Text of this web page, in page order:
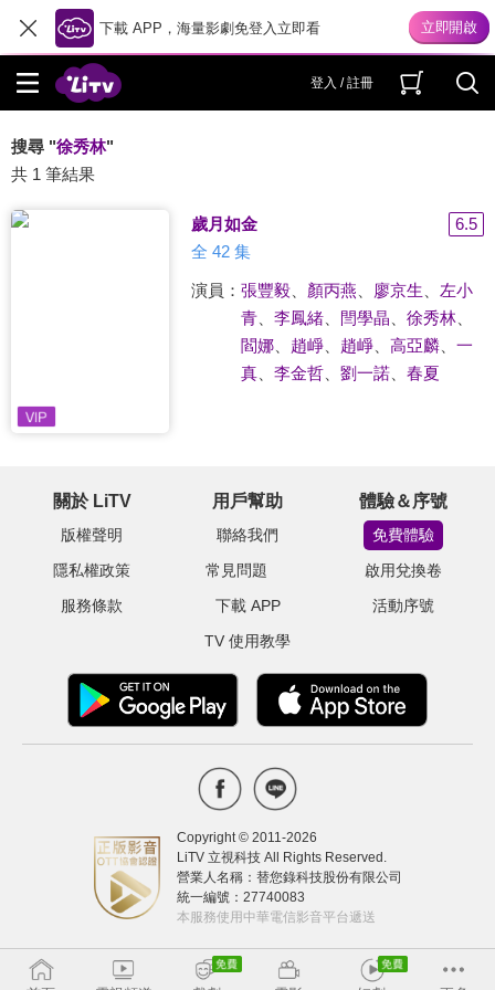
下載 APP，海量影劇免登入立即看
登入 / 註冊
搜尋 "徐秀林"
共 1 筆結果
歲月如金
6.5
全 42 集
演員： 張豐毅、 顏丙燕 廖京生
左小
青、 李鳳緒、 閆學晶 徐秀林、
閻娜、 趙崢、 趙崢、 高亞麟、 一
真、 李金哲、 劉一諾、 春夏
關於 LiTV
版權聲明
隱私權政策
服務條款
用戶幫助
聯絡我們
常見問題
下載 APP
TV 使用教學
體驗＆序號
免費體驗
啟用兌換卷
活動序號
Copyright © 2011-2026
LiTV 立視科技 All Rights Reserved.
營業人名稱：替您錄科技股份有限公司
統一編號：27740083
本服務使用中華電信影音平台遞送